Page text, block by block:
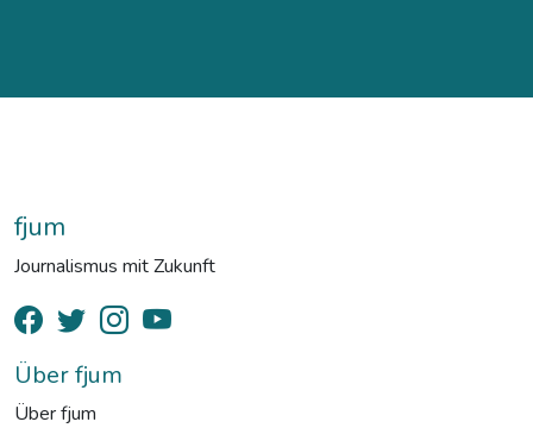
fjum
Journalismus mit Zukunft
Über fjum
Über fjum